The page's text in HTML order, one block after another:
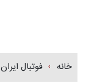
خانه فوتبال ایران